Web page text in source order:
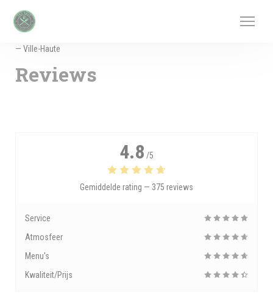
— Ville-Haute
Reviews
4.8 /5
Gemiddelde rating — 375 reviews
Service
Atmosfeer
Menu's
Kwaliteit/Prijs